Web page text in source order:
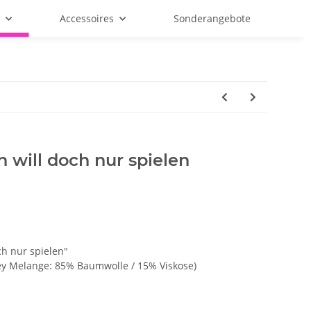
Accessoires Sonderangebote
will doch nur spielen
nur spielen"
Melange: 85% Baumwolle / 15% Viskose)